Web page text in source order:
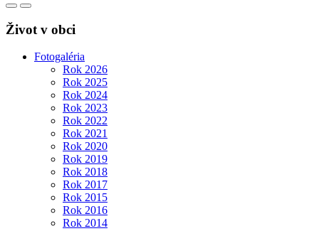
Život v obci
Fotogaléria
Rok 2026
Rok 2025
Rok 2024
Rok 2023
Rok 2022
Rok 2021
Rok 2020
Rok 2019
Rok 2018
Rok 2017
Rok 2015
Rok 2016
Rok 2014